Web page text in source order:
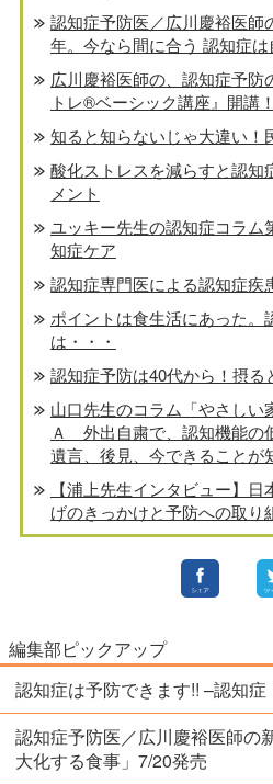
認知症予防医／広川慶裕医師
年。今なら間に合う 認知症は
広川慶裕医師の、認知症予防
トレ®️ベーシック講座』開講！
知ると知らないじゃ大違い！
酸化ストレスを減らすと認知
メント
ユッキー先生の認知症コラム
知症ケア
認知症専門医による認知症疾
ポイントは食生活にあった。
は・・・
認知症予防は40代から！摂る
山口先生のコラム「やさしい
Ａ 外出自粛で、認知機能の
遺言、後見、今できることが
【浦上先生インタビュー】
げのきっかけと予防への取り
編集部ピックアップ
認知症は予防できます!! –認知
認知症予防医／広川慶裕医師の
大化する食事」7/20発売